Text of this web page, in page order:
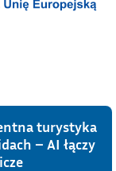
turystyka
– AI łączy